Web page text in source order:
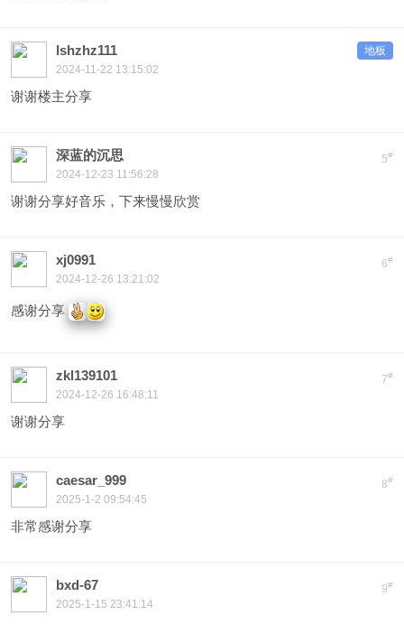
地板
lshzhz111
2024-11-22 13:15:02
谢谢楼主分享
5#
深蓝的沉思
2024-12-23 11:56:28
谢谢分享好音乐，下来慢慢欣赏
6#
xj0991
2024-12-26 13:21:02
感谢分享
7#
zkl139101
2024-12-26 16:48:11
谢谢分享
8#
caesar_999
2025-1-2 09:54:45
非常感谢分享
9#
bxd-67
2025-1-15 23:41:14